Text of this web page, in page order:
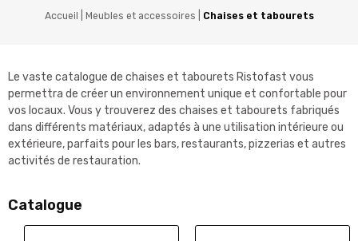
Accueil Meubles et accessoires Chaises et tabourets
Le vaste catalogue de chaises et tabourets Ristofast vous
permettra de créer un environnement unique et confortable pour
vos locaux. Vous y trouverez des chaises et tabourets fabriqués
dans différents matériaux, adaptés à une utilisation intérieure ou
extérieure, parfaits pour les bars, restaurants, pizzerias et autres
activités de restauration.
Catalogue